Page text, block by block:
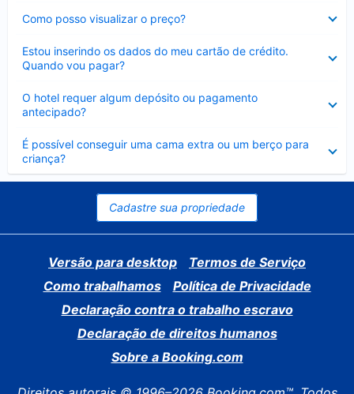
Como posso visualizar o preço?
Estou inserindo os dados do meu cartão de crédito.
Quando vou pagar?
O hotel requer algum depósito ou pagamento
antecipado?
É possível conseguir uma cama extra ou um berço para
criança?
Contraído
Cadastre sua propriedade
Versão para desktop
Termos de Serviço
Como trabalhamos
Política de Privacidade
Declaração contra o trabalho escravo
Declaração de direitos humanos
Sobre a Booking.com